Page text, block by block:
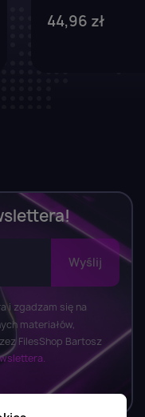
44,96 zł
i zgadzam się na
materiałów,
FilesShop Bartosz